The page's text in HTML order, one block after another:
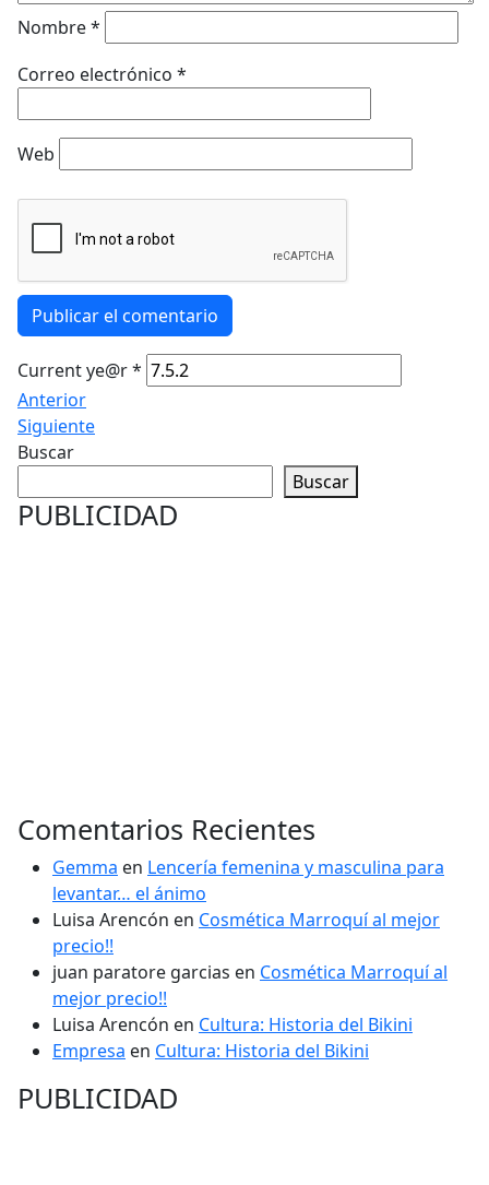
Nombre*
Correo electrónico *
Web
Publicar el comentario
Current ye@r*
Anterior
Siguiente
Buscar
Buscar
PUBLICIDAD
Comentarios Recientes
Gemma en Lencería femenina y masculina para
levantar… el ánimo
Luisa Arencón en Cosmética Marroquí al mejor
precio!!
juan paratore garcias en Cosmética Marroquí al
mejor precio!!
Luisa Arencón en Cultura: Historia del Bikini
Empresa en Cultura: Historia del Bikini
PUBLICIDAD